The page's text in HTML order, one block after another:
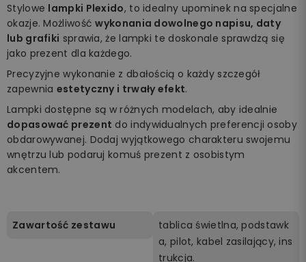
Stylowe lampki Plexido, to idealny upominek na specjalne
okazje. Możliwośćwykonania dowolnego napisu, daty
lub grafiki sprawia, że lampki te doskonale sprawdzą się
jako prezent dla każdego.
Precyzyjne wykonanie z dbałością o każdy szczegół
zapewnia estetyczny i trwały efekt.
Lampki dostępne są w różnych modelach, aby idealnie
dopasować prezent do indywidualnych preferencji osoby
obdarowywanej. Dodaj wyjątkowego charakteru swojemu
wnętrzu lub podaruj komuś prezent z osobistym
akcentem.
Zawartość zestawu
tablica świetlna, podstawk
a, pilot, kabel zasilający, ins
trukcja.